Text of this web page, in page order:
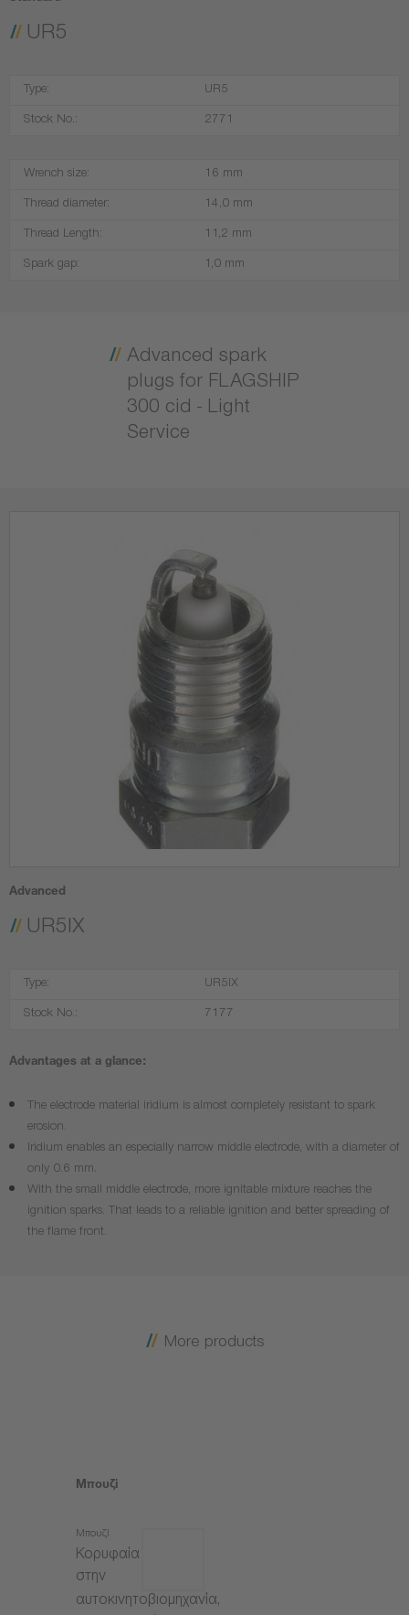
UR5
Type: UR5
Stock No.: 2771
Wrench size: 16 mm
Thread diameter: 14,0 mm
Thread Length: 11,2 mm
Spark gap: 1,0 mm
Advanced spark
plugs for FLAGSHIP
300 cid - Light
Service
Advanced
UR5IX
Type: UR5IX
Stock No.: 7177
Advantages at a glance:
The electrode material iridium is almost completely resistant to spark
erosion.
Iridium enables an especially narrow middle electrode, with a diameter of
only 0.6 mm.
With the small middle electrode, more ignitable mixture reaches the
ignition sparks. That leads to a reliable ignition and better spreading of
the flame front.
More products
Μπουζί
Μπουζί
Κορυφαία
στην
αυτοκινητοβιομηχανία,